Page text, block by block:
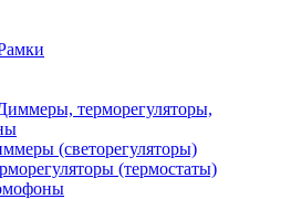
терморегуляторы,
(светорегуляторы)
(термостаты)